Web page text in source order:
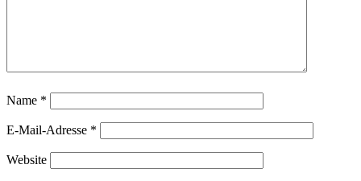
Name *
E-Mail-Adresse *
Website